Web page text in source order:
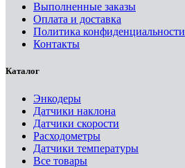
Выполненные заказы
Оплата и доставка
Политика конфиденциальности
Контакты
Каталог
Энкодеры
Датчики наклона
Датчики скорости
Расходометры
Датчики температуры
Все товары